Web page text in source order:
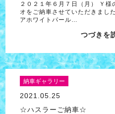
２０２１年６月７日（月） Ｙ様
オをご納車させていただきまし
アホワイトパール…
つづきを
納車ギャラリー
2021.05.25
☆ハスラーご納車☆